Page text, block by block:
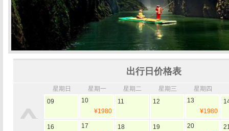
出行日价格表
星期日 星期一 星期二 星期三 星期四
09
10
¥1980
11 12
13
¥1980
16
17
18 19
20